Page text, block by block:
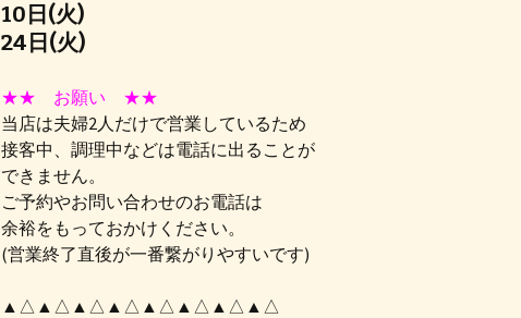
10日(火)
24日(火)
★★ お願い ★★
当店は夫婦2人だけで営業しているため
接客中、調理中などは電話に出ることが
できません。
ご予約やお問い合わせのお電話は
余裕をもっておかけください。
(営業終了直後が一番繋がりやすいです)
▲△▲△▲△▲△▲△▲△▲△▲△